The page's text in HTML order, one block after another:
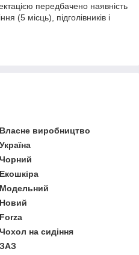
передбачено наявність
(5 місць), підголівників і
Власне виробництво
Україна
Чорний
Екошкіра
Модельний
Новий
Forza
Чохол на сидіння
ЗАЗ